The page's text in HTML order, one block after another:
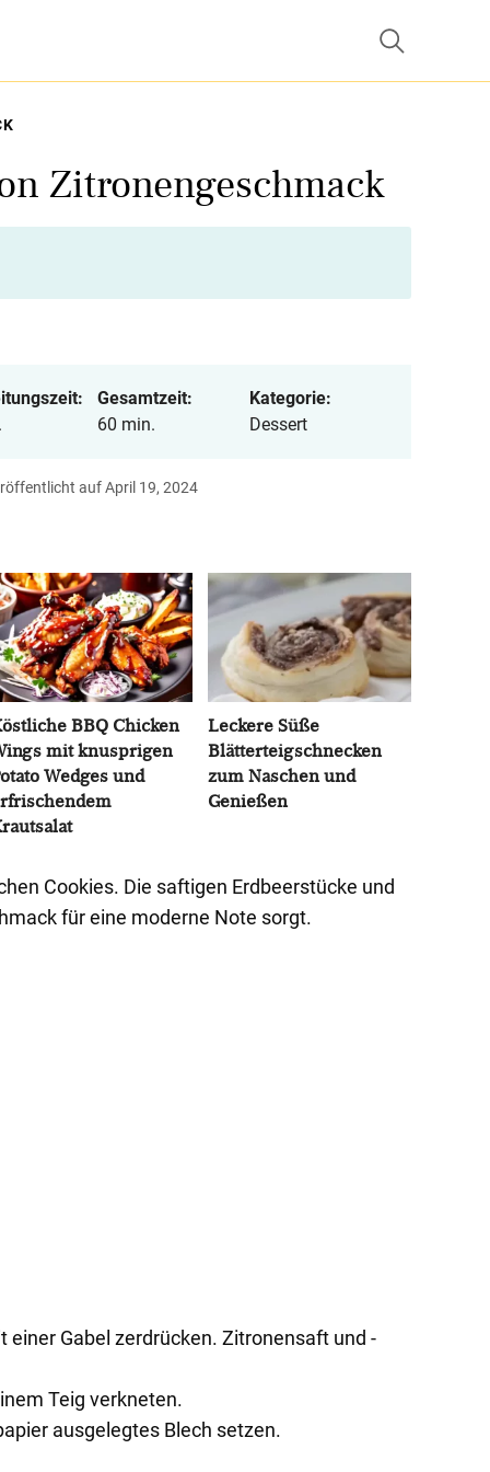
Zitronengeschmack
Gesamtzeit:
60 min.
Kategorie:
Dessert
auf April 19, 2024
BBQ Chicken
mit knusprigen
Wedges und
Leckere Süße
Blätterteigschnecken
zum Naschen und
Genießen
Cookies. Die saftigen Erdbeerstücke und
für eine moderne Note sorgt.
Gabel zerdrücken. Zitronensaft und -
Teig verkneten.
ausgelegtes Blech setzen.